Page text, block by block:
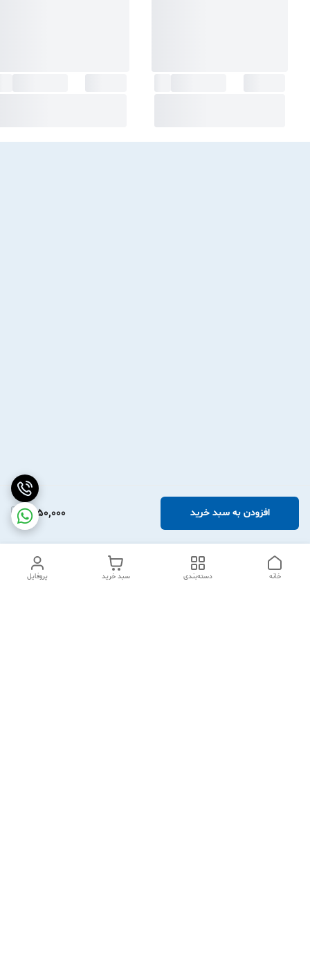
1,950,000 افزودن به سبد خرید
پروفایل سبد خرید دسته‌بندی خانه